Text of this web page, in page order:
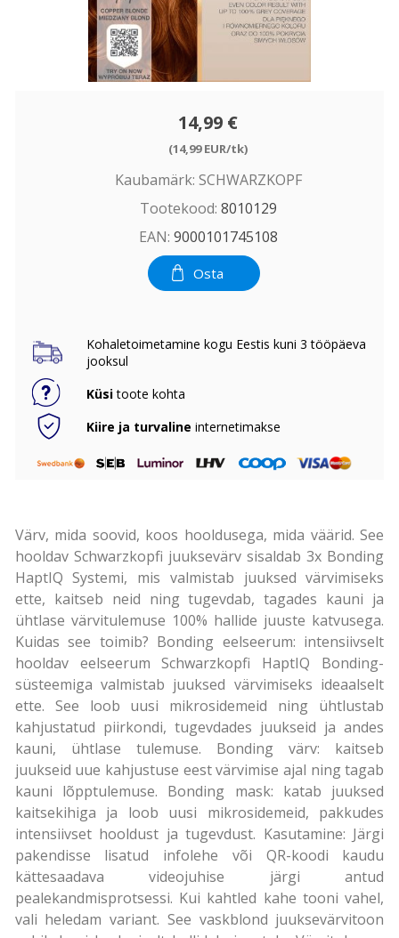
14,99 €
(14,99 EUR/tk)
Kaubamärk: SCHWARZKOPF
Tootekood: 8010129
EAN: 9000101745108
Osta
Kohaletoimetamine kogu Eestis kuni 3 tööpäeva
jooksul
Küsitoote kohta
Kiire ja turvaline internetimakse
Värv, mida soovid, koos hooldusega, mida väärid. See
hooldav Schwarzkopfi juuksevärv sisaldab 3x Bonding
HaptIQ Systemi, mis valmistab juuksed värvimiseks
ette, kaitseb neid ning tugevdab, tagades kauni ja
ühtlase värvitulemuse 100% hallide juuste katvusega.
Kuidas see toimib? Bonding eelseerum: intensiivselt
hooldav eelseerum Schwarzkopfi HaptIQ Bonding-
süsteemiga valmistab juuksed värvimiseks ideaalselt
ette. See loob uusi mikrosidemeid ning ühtlustab
kahjustatud piirkondi, tugevdades juukseid ja andes
kauni, ühtlase tulemuse. Bonding värv: kaitseb
juukseid uue kahjustuse eest värvimise ajal ning tagab
kauni lõpptulemuse. Bonding mask: katab juuksed
kaitsekihiga ja loob uusi mikrosidemeid, pakkudes
intensiivset hooldust ja tugevdust. Kasutamine: Järgi
pakendisse lisatud infolehe või QR-koodi kaudu
kättesaadava videojuhise järgi antud
pealekandmisprotsessi. Kui kahtled kahe tooni vahel,
vali heledam variant. See vaskblond juuksevärvitoon